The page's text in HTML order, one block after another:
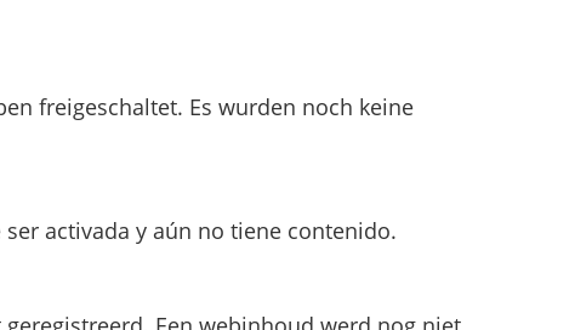
freigeschaltet. Es wurden noch keine
ser activada y aún no tiene contenido.